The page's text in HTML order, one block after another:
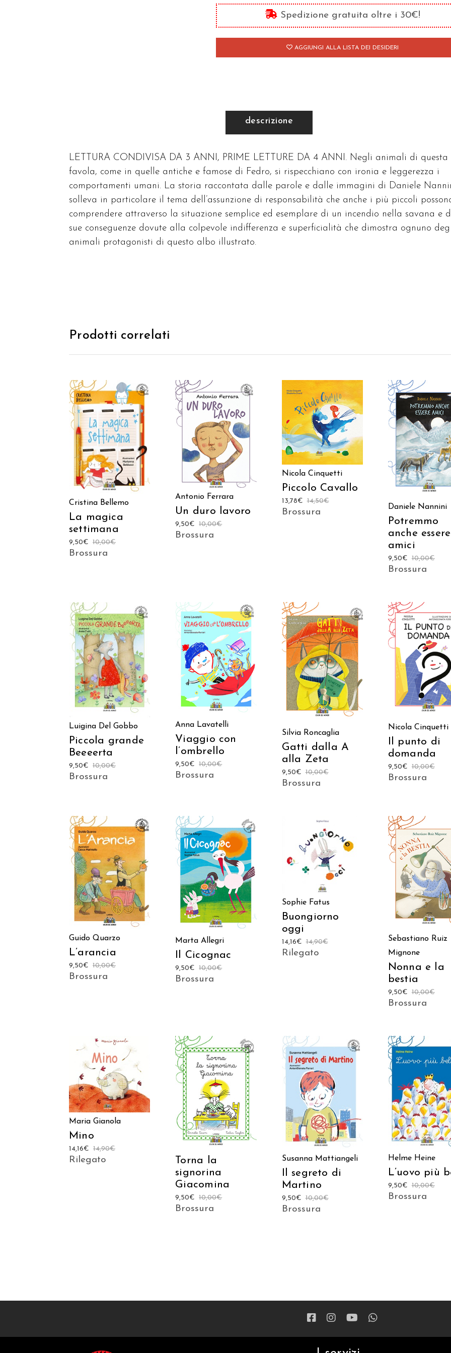
proprio
io?
quantità
Spedizione gratuita oltre i 30€!
AGGIUNGI ALLA LISTA DEI DESIDERI
descrizione
LETTURA CONDIVISA DA 3 ANNI, PRIME LETTURE DA 4 ANNI. Negli animali di questa
favola, come in quelle antiche e famose di Fedro, si rispecchiano con ironia e leggerezza i
comportamenti umani. La storia raccontata dalle parole e dalle immagini di Daniele
solleva in particolare il tema dell’assunzione di responsabilità che anche i più piccoli
comprendere attraverso la situazione semplice ed esemplare di un incendio nella savana e
sue conseguenze dovute alla colpevole indifferenza e superficialità che dimostra ognuno
animali protagonisti di questo albo illustrato.
Prodotti correlati
AGGIUNGI AL
CARRELLO
Cristina Bellemo
La magica
settimana
10,00€
9,50€
Brossura
AGGIUNGI AL
CARRELLO
Antonio Ferrara
Un duro lavoro
10,00€
9,50€
Brossura
AGGIUNGI AL
CARRELLO
Nicola Cinquetti
Piccolo Cavallo
14,50€
13,78€
Brossura
AGGIUNGI AL
CARRELLO
Daniele Nannini
Potremmo
anche essere
amici
10,00€
9,50€
Brossura
AGGIUNGI AL
CARRELLO
Luigina Del Gobbo
Piccola grande
Beeeerta
10,00€
9,50€
Brossura
AGGIUNGI AL
CARRELLO
Anna Lavatelli
Viaggio con
l’ombrello
10,00€
9,50€
Brossura
AGGIUNGI AL
CARRELLO
Silvia Roncaglia
Gatti dalla A
alla Zeta
10,00€
9,50€
Brossura
AGGIUNGI AL
CARRELLO
Nicola Cinquetti
Il punto di
domanda
10,00€
9,50€
Brossura
AGGIUNGI AL
CARRELLO
Guido Quarzo
L’arancia
10,00€
9,50€
Brossura
AGGIUNGI AL
CARRELLO
Marta Allegri
Il Cicognac
10,00€
9,50€
Brossura
AGGIUNGI AL
CARRELLO
Sophie Fatus
Buongiorno
oggi
14,90€
14,16€
Rilegato
AGGIUNGI AL
CARRELLO
Sebastiano Ruiz
Mignone
Nonna e la
bestia
10,00€
9,50€
Brossura
AGGIUNGI AL
CARRELLO
Maria Gianola
Mino
14,90€
14,16€
Rilegato
AGGIUNGI AL
CARRELLO
Torna la
signorina
Giacomina
10,00€
9,50€
Brossura
AGGIUNGI AL
CARRELLO
Susanna Mattiangeli
Il segreto di
Martino
10,00€
9,50€
Brossura
AGGIUNGI AL
CARRELLO
Helme Heine
L’uovo più
10,00€
9,50€
Brossura